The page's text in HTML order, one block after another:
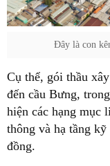
Đây là con
Cụ thể, gói thầu
đến cầu Bưng,
hiện các hạng mục
thông và hạ tầng
đồng.